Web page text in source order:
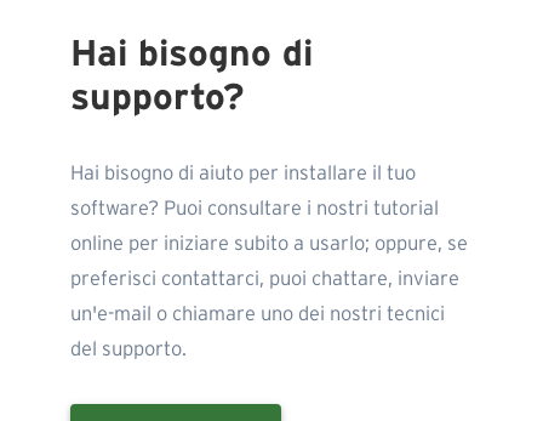
Hai bisogno di
supporto?
Hai bisogno di aiuto per installare il tuo
software? Puoi consultare i nostri tutorial
online per iniziare subito a usarlo; oppure, se
preferisci contattarci, puoi chattare, inviare
un'e-mail o chiamare uno dei nostri tecnici
del supporto.